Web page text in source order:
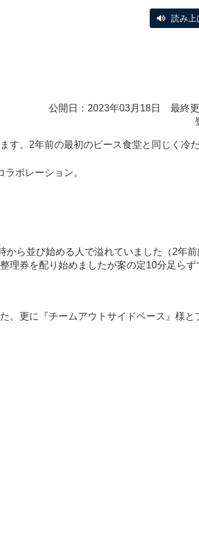
読み上
公開日：2023年03月18日 最終
。2年前の最初のピース食堂と同じく冷
ボレーション。
ら並び始める人で溢れていました（2年
券を配り始めましたが案の定10分足らず
更に『チームアウトサイドベース』様と